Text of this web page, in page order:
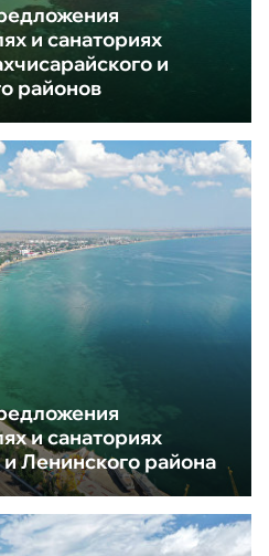
и санаториях
и
районов
и санаториях
Ленинского района